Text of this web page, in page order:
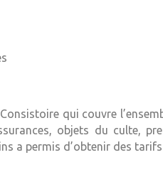
qui couvre
objets du culte,
a permis d’obtenir des